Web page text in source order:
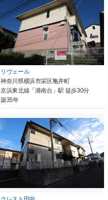
リヴェール
神奈川県横浜市栄区亀井町
京浜東北線「港南台」駅 徒歩30分
築35年